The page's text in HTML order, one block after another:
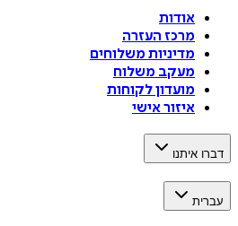
אודות
מרכז העזרה
מדיניות משלוחים
מעקב משלוח
מועדון לקוחות
איזור אישי
דברו איתנו
עברית